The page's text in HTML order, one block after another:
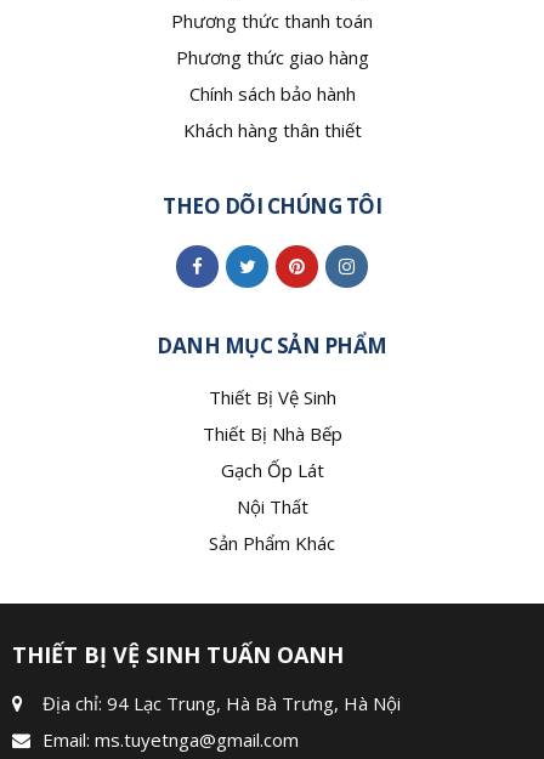
Phương thức thanh toán
Phương thức giao hàng
Chính sách bảo hành
Khách hàng thân thiết
THEO DÕI CHÚNG TÔI
DANH MỤC SẢN PHẨM
Thiết Bị Vệ Sinh
Thiết Bị Nhà Bếp
Gạch Ốp Lát
Nội Thất
Sản Phẩm Khác
THIẾT BỊ VỆ SINH TUẤN OANH
Địa chỉ: 94 Lạc Trung, Hà Bà Trưng, Hà Nội
Email: ms.tuyetnga@gmail.com